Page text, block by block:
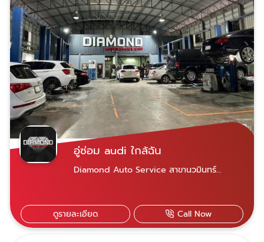
อู่ซ่อม audi ใกล้ฉัน
Diamond Auto Service สาขานวมินทร์
ครับDiamond auto service ศูนย์บริการซ่อม
บำรุง-ซ่อมสีรถยุโรปมาตรฐาน ด้วยประสบการณ์
กว่า 20 ปี มีอุปกรณ์ซ่อมครบวงจร เครื่องมือ
ดูรายละเอียด Call Now